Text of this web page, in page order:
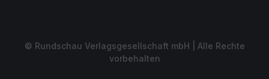
© Rundschau Verlagsgesellschaft mbH | Alle Rechte
vorbehalten